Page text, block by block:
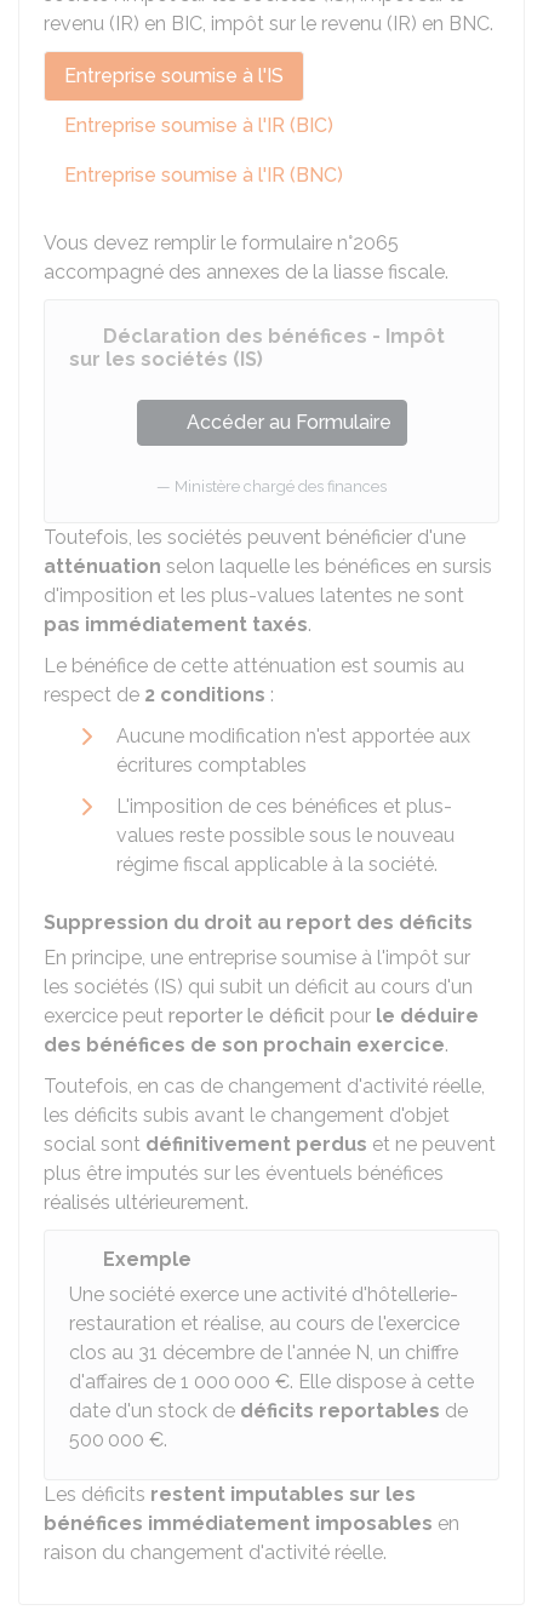
revenu (IR) en BIC, impôt sur le revenu (IR) en BNC.
Entreprise soumise à l'IS
Entreprise soumise à l'IR (BIC)
Entreprise soumise à l'IR (BNC)
Vous devez remplir le formulaire n°2065
accompagné des annexes de la liasse fiscale.
Déclaration des bénéfices - Impôt
sur les sociétés (IS)
Accéder au Formulaire
Ministère chargé des finances
Toutefois, les sociétés peuvent bénéficier d'une
atténuation selon laquelle les bénéfices en sursis
d'imposition et les plus-values latentes ne sont
pas immédiatement taxés.
Le bénéfice de cette atténuation est soumis au
respect de 2 conditions :
Aucune modification n'est apportée aux
écritures comptables
L'imposition de ces bénéfices et plus-
values reste possible sous le nouveau
régime fiscal applicable à la société.
Suppression du droit au report des déficits
En principe, une entreprise soumise à l'impôt sur
les sociétés (IS) qui subit un déficit au cours d'un
exercice peut reporter le déficit pour le déduire
des bénéfices de son prochain exercice.
Toutefois, en cas de changement d'activité réelle,
les déficits subis avant le changement d'objet
social sont définitivement perdus et ne peuvent
plus être imputés sur les éventuels bénéfices
réalisés ultérieurement.
Exemple
Une société exerce une activité d'hôtellerie-
restauration et réalise, au cours de l'exercice
clos au 31 décembre de l'année N, un chiffre
d'affaires de 1 000 000 €. Elle dispose à cette
date d'un stock de déficits reportables de
500 000 €.
Les déficits restent imputables sur les
bénéfices immédiatement imposables en
raison du changement d'activité réelle.